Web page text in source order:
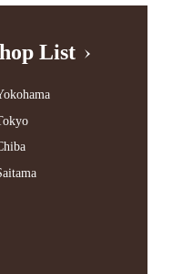
List